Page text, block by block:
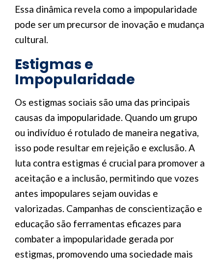
Essa dinâmica revela como a impopularidade
pode ser um precursor de inovação e mudança
cultural.
Estigmas e
Impopularidade
Os estigmas sociais são uma das principais
causas da impopularidade. Quando um grupo
ou indivíduo é rotulado de maneira negativa,
isso pode resultar em rejeição e exclusão. A
luta contra estigmas é crucial para promover a
aceitação e a inclusão, permitindo que vozes
antes impopulares sejam ouvidas e
valorizadas. Campanhas de conscientização e
educação são ferramentas eficazes para
combater a impopularidade gerada por
estigmas, promovendo uma sociedade mais